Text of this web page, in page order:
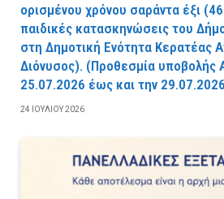
ορισμένου χρόνου σαράντα έξι
παιδικές κατασκηνώσεις του
στη Δημοτική Ενότητα Κερατέας
Διόνυσος). (Προθεσμία υποβολής
25.07.2026 έως και την
24 ΙΟΥΛΊΟΥ 2026